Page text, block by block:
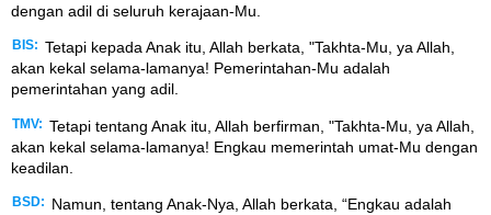
dengan adil di seluruh kerajaan-Mu.
BIS: Tetapi kepada Anak itu, Allah berkata, "Takhta-Mu, ya Allah,
akan kekal selama-lamanya! Pemerintahan-Mu adalah
pemerintahan yang adil.
TMV: Tetapi tentang Anak itu, Allah berfirman, "Takhta-Mu, ya Allah,
akan kekal selama-lamanya! Engkau memerintah umat-Mu dengan
keadilan.
BSD:
Namun, tentang Anak-Nya, Allah berkata, “Engkau adalah